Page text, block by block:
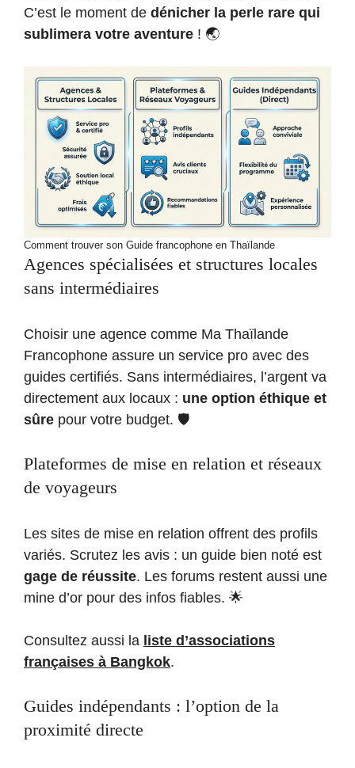
C’est le moment de dénicher la perle rare qui
sublimera votre aventure ! 🌏
Comment trouver son Guide francophone en Thaïlande
Agences spécialisées et structures locales
sans intermédiaires
Choisir une agence comme Ma Thaïlande
Francophone assure un service pro avec des
guides certifiés. Sans intermédiaires, l’argent va
directement aux locaux : une option éthique et
sûre pour votre budget. 🛡️
Plateformes de mise en relation et réseaux
de voyageurs
Les sites de mise en relation offrent des profils
variés. Scrutez les avis : un guide bien noté est
gage de réussite. Les forums restent aussi une
mine d’or pour des infos fiables. 🌟
Consultez aussi la liste d’associations
françaises à Bangkok.
Guides indépendants : l’option de la
proximité directe